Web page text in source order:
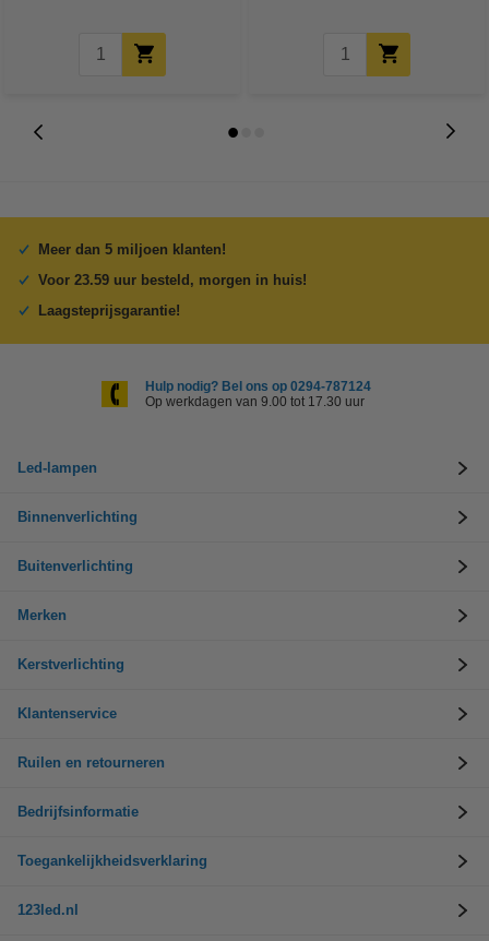
Meer dan 5 miljoen klanten!
Voor 23.59 uur besteld, morgen in huis!
Laagsteprijsgarantie!
Hulp nodig? Bel ons op 0294-787124
Op werkdagen van 9.00 tot 17.30 uur
Led-lampen
Binnenverlichting
Buitenverlichting
Merken
Kerstverlichting
Klantenservice
Ruilen en retourneren
Bedrijfsinformatie
Toegankelijkheidsverklaring
123led.nl